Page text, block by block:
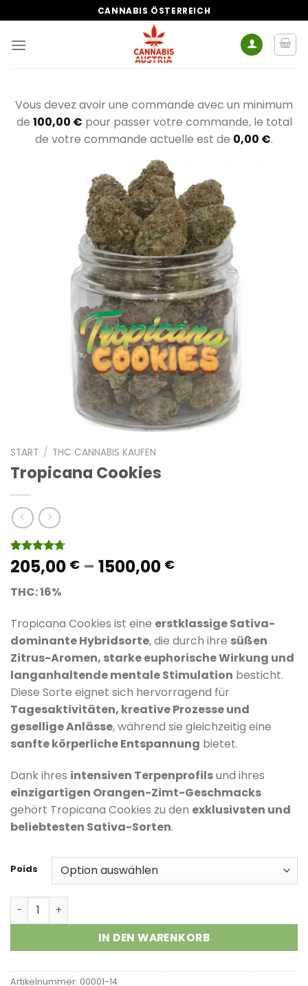
Inhalt
springen
CANNABIS ÖSTERREICH
Vous devez avoir une commande avec un minimum
de 100,00 € pour passer votre commande, le total
de votre commande actuelle est de 0,00 €.
START / THC CANNABIS KAUFEN
Tropicana Cookies
Bewertet
mit4.67
basierend
12
Kundenbewertungen
205,00 € – 1500,00 €Preisspanne:
1500,00 €
THC: 16%
Tropicana Cookies ist eine erstklassige Sativa-
dominante Hybridsorte, die durch ihre süßen
Zitrus-Aromen, starke euphorische Wirkung und
langanhaltende mentale Stimulation besticht.
Diese Sorte eignet sich hervorragend für
Tagesaktivitäten, kreative Prozesse und
gesellige Anlässe, während sie gleichzeitig eine
sanfte körperliche Entspannung bietet.
Dank ihres intensiven Terpenprofilsund ihres
einzigartigen Orangen-Zimt-Geschmacks
gehört Tropicana Cookies zu den exklusivsten und
beliebtesten Sativa-Sorten.
Poids
Tropicana Cookies Menge
IN DEN WARENKORB
Artikelnummer: 00001-14